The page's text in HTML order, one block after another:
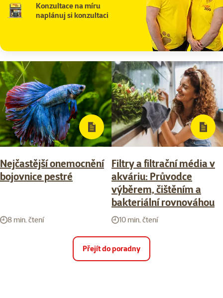
Konzultace na míru
naplánuj si konzultaci
Nejčastější onemocnění
bojovnice pestré
8 min. čtení
Filtry a filtrační média v
akváriu: Průvodce
výběrem, čištěním a
bakteriální rovnováhou
10 min. čtení
Přejít do poradny